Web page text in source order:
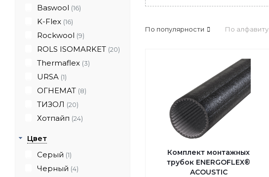
По популярности По алфавиту
Комплект монтажных
трубок ENERGOFLEX®
ACOUSTIC
Baswool (16)
K-Flex (16)
Rockwool (9)
ROLS ISOMARKET (20)
Thermaflex (3)
URSA (1)
ОГНЕМАТ (8)
ТИЗОЛ (20)
Хотпайп (24)
Цвет
Серый (1)
Черный (4)